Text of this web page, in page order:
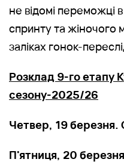
не відомі переможці
спринту та жіночого
заліках гонок-
Розклад 9-го етапу
сезону-2025/26
Четвер, 19 березня.
П'ятниця, 20